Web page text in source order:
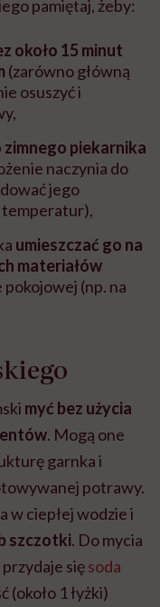
pamiętaj, żeby:
około 15 minut
(zarówno główną
osuszyć i
piekarnika
naczynia do
jego
temperatur),
umieszczać go na
materiałów
(np. na
myć bez użycia
. Mogą one
garnka i
potrawy.
w ciepłej wodzie i
szczotki. Do mycia
sięsoda
(około 1 łyżki)